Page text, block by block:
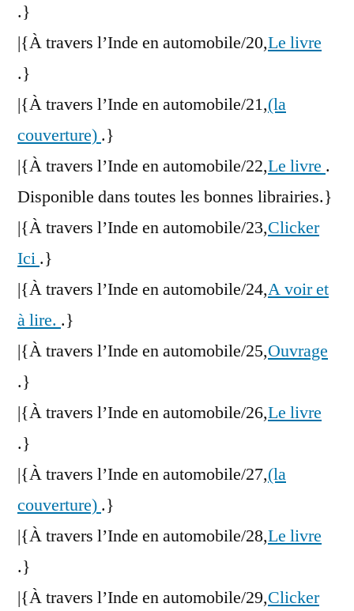
.}
|{À travers l’Inde en automobile/20,Le livre
.}
|{À travers l’Inde en automobile/21,(la
couverture) .}
|{À travers l’Inde en automobile/22,Le livre .
Disponible dans toutes les bonnes librairies.}
|{À travers l’Inde en automobile/23,Clicker
Ici .}
|{À travers l’Inde en automobile/24,A voir et
à lire. .}
|{À travers l’Inde en automobile/25,Ouvrage
.}
|{À travers l’Inde en automobile/26,Le livre
.}
|{À travers l’Inde en automobile/27,(la
couverture) .}
|{À travers l’Inde en automobile/28,Le livre
.}
|{À travers l’Inde en automobile/29,Clicker